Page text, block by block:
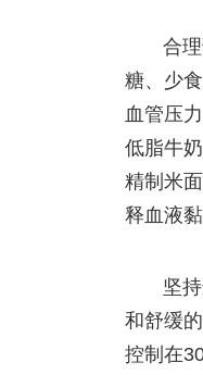
合
糖、少
血管压
低脂牛
精制米
释血液
坚
和舒缓
控制在